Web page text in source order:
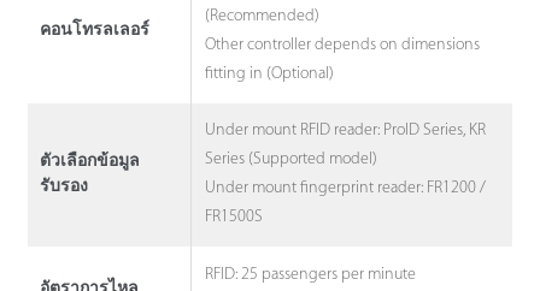
คอนโทรลเลอร์
(Recommended)
Other controller depends on dimensions
fitting in (Optional)
ตัวเลือกข้อมูล
รับรอง
Under mount RFID reader: ProID Series, KR
Series (Supported model)
Under mount fingerprint reader: FR1200 /
FR1500S
RFID: 25 passengers per minute